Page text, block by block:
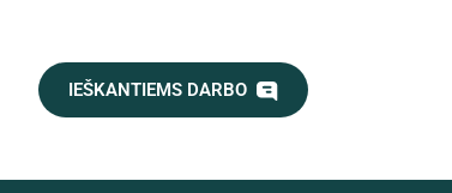
IEŠKANTIEMS DARBO